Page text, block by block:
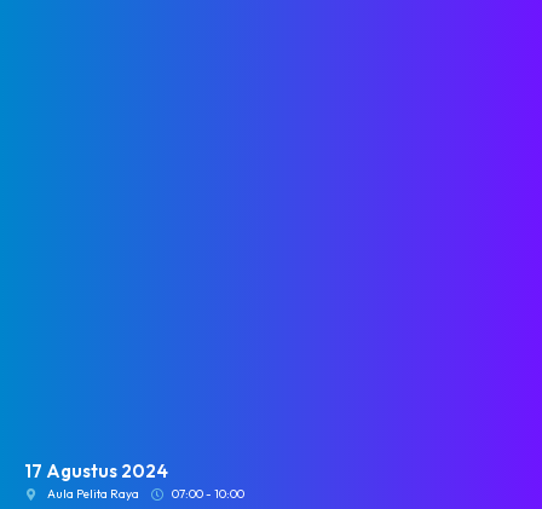
17 Agustus 2024
Aula Pelita Raya 07:00 - 10:00